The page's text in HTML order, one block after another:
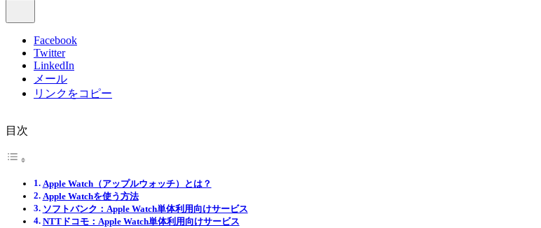
Facebook
Twitter
LinkedIn
メール
リンクをコピー
目次
Apple Watch（アップルウォッチ）とは？
Apple Watchを使う方法
ソフトバンク：Apple Watch単体利用向けサービス
NTTドコモ：Apple Watch単体利用向けサービス